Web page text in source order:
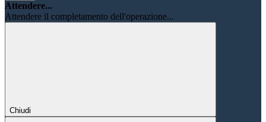
Attendere...
Attendere il completamento dell'operazione...
Chiudi